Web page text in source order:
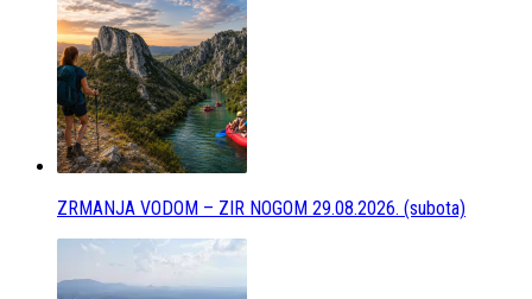
ZRMANJA VODOM – ZIR NOGOM 29.08.2026. (subota)